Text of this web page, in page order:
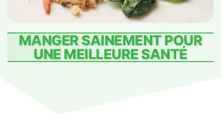
MANGER SAINEMENT POUR
UNE MEILLEURE SANTÉ